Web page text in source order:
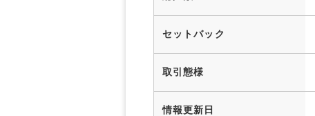
セットバック
取引態様
情報更新日